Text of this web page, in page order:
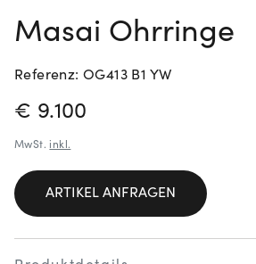
Masai Ohrringe
Referenz: OG413 B1 YW
PREISINFORMATIONEN
€ 9.100
MwSt. inkl.
ARTIKEL ANFRAGEN